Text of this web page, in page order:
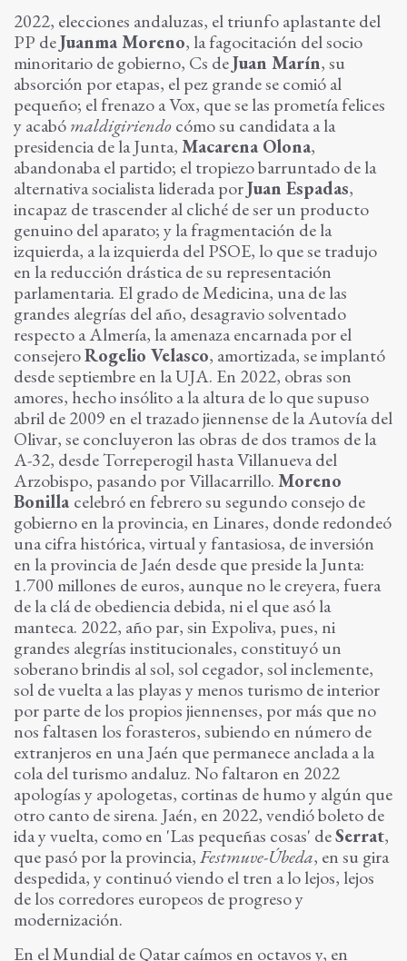
2022, elecciones andaluzas, el triunfo aplastante del
PP deJuanma Moreno, la fagocitación del socio
minoritario de gobierno, Cs deJuan Marín, su
absorción por etapas, el pez grande se comió al
pequeño; el frenazo a Vox, que se las prometía felices
y acabómaldigiriendocómo su candidata a la
presidencia de la Junta,Macarena Olona,
abandonaba el partido; el tropiezo barruntado de la
alternativa socialista liderada porJuan Espadas,
incapaz de trascender al cliché de ser un producto
genuino del aparato; y la fragmentación de la
izquierda, a la izquierda del PSOE, lo que se tradujo
en la reducción drástica de su representación
parlamentaria. El grado de Medicina, una de las
grandes alegrías del año, desagravio solventado
respecto a Almería, la amenaza encarnada por el
consejeroRogelio Velasco, amortizada, se implantó
desde septiembre en la UJA. En 2022, obras son
amores, hecho insólito a la altura de lo que supuso
abril de 2009 en el trazado jiennense de la Autovía del
Olivar, se concluyeron las obras de dos tramos de la
A-32, desde Torreperogil hasta Villanueva del
Arzobispo, pasando por Villacarrillo.Moreno
Bonillacelebró en febrero su segundo consejo de
gobierno en la provincia, en Linares, donde redondeó
una cifra histórica, virtual y fantasiosa, de inversión
en la provincia de Jaén desde que preside la Junta:
1.700 millones de euros, aunque no le creyera, fuera
de la clá de obediencia debida, ni el que asó la
manteca. 2022, año par, sin Expoliva, pues, ni
grandes alegrías institucionales, constituyó un
soberano brindis al sol, sol cegador, sol inclemente,
sol de vuelta a las playas y menos turismo de interior
por parte de los propios jiennenses, por más que no
nos faltasen los forasteros, subiendo en número de
extranjeros en una Jaén que permanece anclada a la
cola del turismo andaluz. No faltaron en 2022
apologías y apologetas, cortinas de humo y algún que
otro canto de sirena. Jaén, en 2022, vendió boleto de
ida y vuelta, como en 'Las pequeñas cosas' deSerrat,
que pasó por la provincia,Festmuve-Úbeda, en su gira
despedida, y continuó viendo el tren a lo lejos, lejos
de los corredores europeos de progreso y
modernización.
En el Mundial de Qatar caímos en octavos y, en